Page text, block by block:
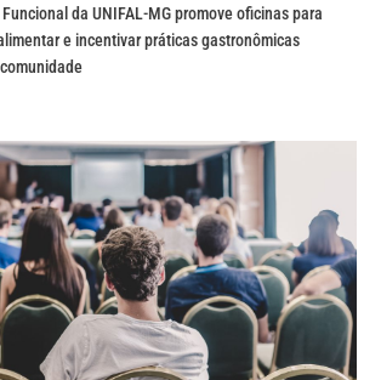
da UNIFAL-MG promove oficinas para
e incentivar práticas gastronômicas